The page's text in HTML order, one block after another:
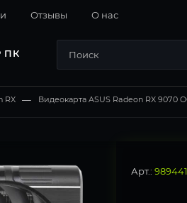
Отзывы О нас
ПК
RX — Видеокарта ASUS Radeon RX 9070
Арт.: 989441